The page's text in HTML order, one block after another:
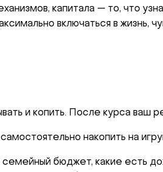
капитала — то, что
включаться в жизнь,
и копить. После курса
накопить на
бюджет, какие есть